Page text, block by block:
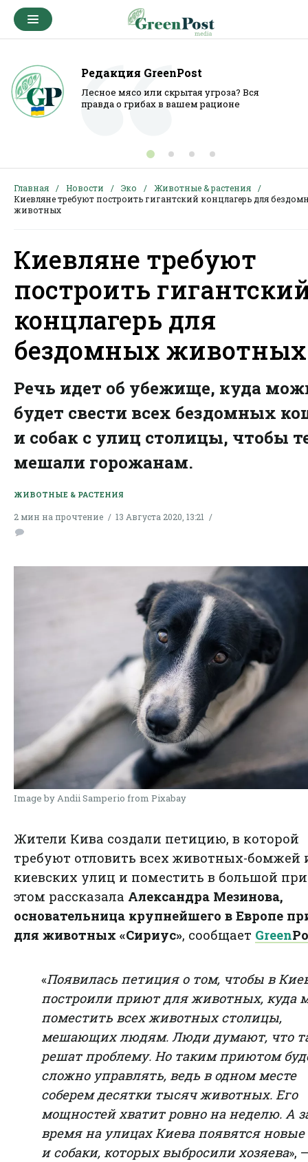
Редакция GreenPost
Лесное мясо или скрытая угроза? Вся
правда о грибах в вашем рационе
Главная Новости Эко
Животные & растения
Киевляне требуют построить гигантский концлагерь для
животных
Киевляне требуют
построить
концлагерь для
бездомных животных
Речь идет об убежище, куда
будет свести всех бездомных
и собак с улиц столицы, чтобы
мешали горожанам.
ЖИВОТНЫЕ & РАСТЕНИЯ
2 мин на прочтение 13 Августа 2020, 13:21
Image by Andii Samperio from Pixabay
Жители Кива создали петицию, в которой
требуют отловить всех животных-бомжей
киевских улиц и поместить в большой
этом рассказала Александра Мезинова,
основательница крупнейшего в Европе
для животных «Сириус», сообщает Green
«Появилась петиция о том, чтобы в
построили приют для животных, куда
поместить всех животных столицы,
мешающих людям. Люди думают, что
решат проблему. Но таким приютом
сложно управлять, ведь в одном месте
соберем десятки тысяч животных. Его
мощностей хватит ровно на неделю. А
время на улицах Киева появятся
и собаки, которых выбросили хозяева»,